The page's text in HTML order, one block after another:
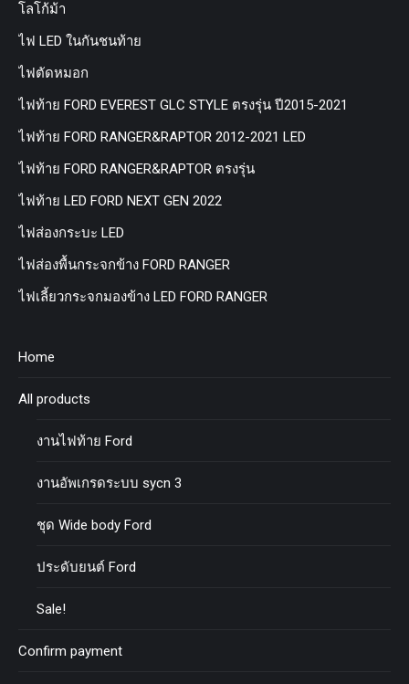
โลโก้ม้า
ไฟ LED ในกันชนท้าย
ไฟตัดหมอก
ไฟท้าย FORD EVEREST GLC STYLE ตรงรุ่น ปี2015-2021
ไฟท้าย FORD RANGER&RAPTOR 2012-2021 LED
ไฟท้าย FORD RANGER&RAPTOR ตรงรุ่น
ไฟท้าย LED FORD NEXT GEN 2022
ไฟส่องกระบะ LED
ไฟส่องพื้นกระจกข้าง FORD RANGER
ไฟเลี้ยวกระจกมองข้าง LED FORD RANGER
Home
All products
งานไฟท้าย Ford
งานอัพเกรดระบบ sycn 3
ชุด Wide body Ford
ประดับยนต์ Ford
Sale!
Confirm payment